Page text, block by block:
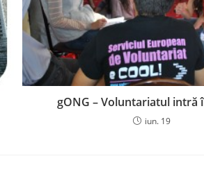
gONG – Voluntariatul intră
iun. 19